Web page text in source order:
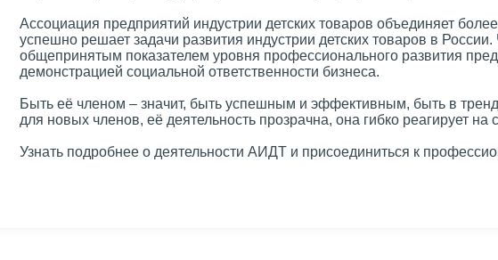
Ассоциация предприятий индустрии детских товаров объединяет
успешно решает задачи развития индустрии детских товаров в
общепринятым показателем уровня профессионального развития
демонстрацией социальной ответственности бизнеса.
Быть её членом – значит, быть успешным и эффективным, быть в
для новых членов, её деятельность прозрачна, она гибко реагирует
Узнать подробнее о деятельности АИДТ и присоединиться к